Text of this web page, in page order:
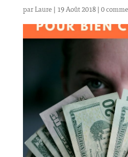
par Laure | 19 Août 2018| 0